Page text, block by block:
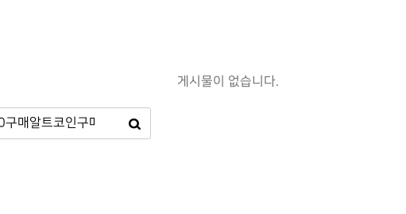
게시물이 없습니다.